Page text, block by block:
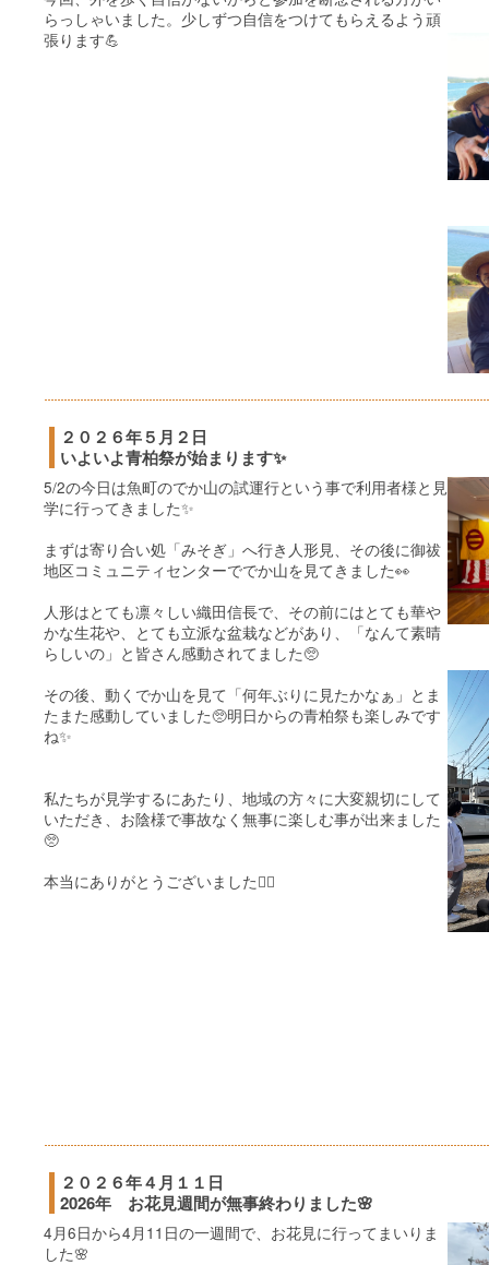
らっしゃいました。少しずつ自信をつけてもらえるよう頑
張ります💪
２０２６年５月２日
いよいよ青柏祭が始まります✨
5/2の今日は魚町のでか山の試運行という事で利用者様と見
学に行ってきました✨
まずは寄り合い処「みそぎ」へ行き人形見、その後に御祓
地区コミュニティセンターででか山を見てきました👀
人形はとても凛々しい織田信長で、その前にはとても華や
かな生花や、とても立派な盆栽などがあり、「なんて素晴
らしいの」と皆さん感動されてました🥺
その後、動くでか山を見て「何年ぶりに見たかなぁ」とま
たまた感動していました🥺明日からの青柏祭も楽しみです
ね✨
私たちが見学するにあたり、地域の方々に大変親切にして
いただき、お陰様で事故なく無事に楽しむ事が出来ました
🥺
本当にありがとうございました🙇‍♀️
２０２６年４月１１日
2026年 お花見週間が無事終わりました🌸
4月6日から4月11日の一週間で、お花見に行ってまいりま
した🌸